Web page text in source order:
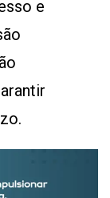
e